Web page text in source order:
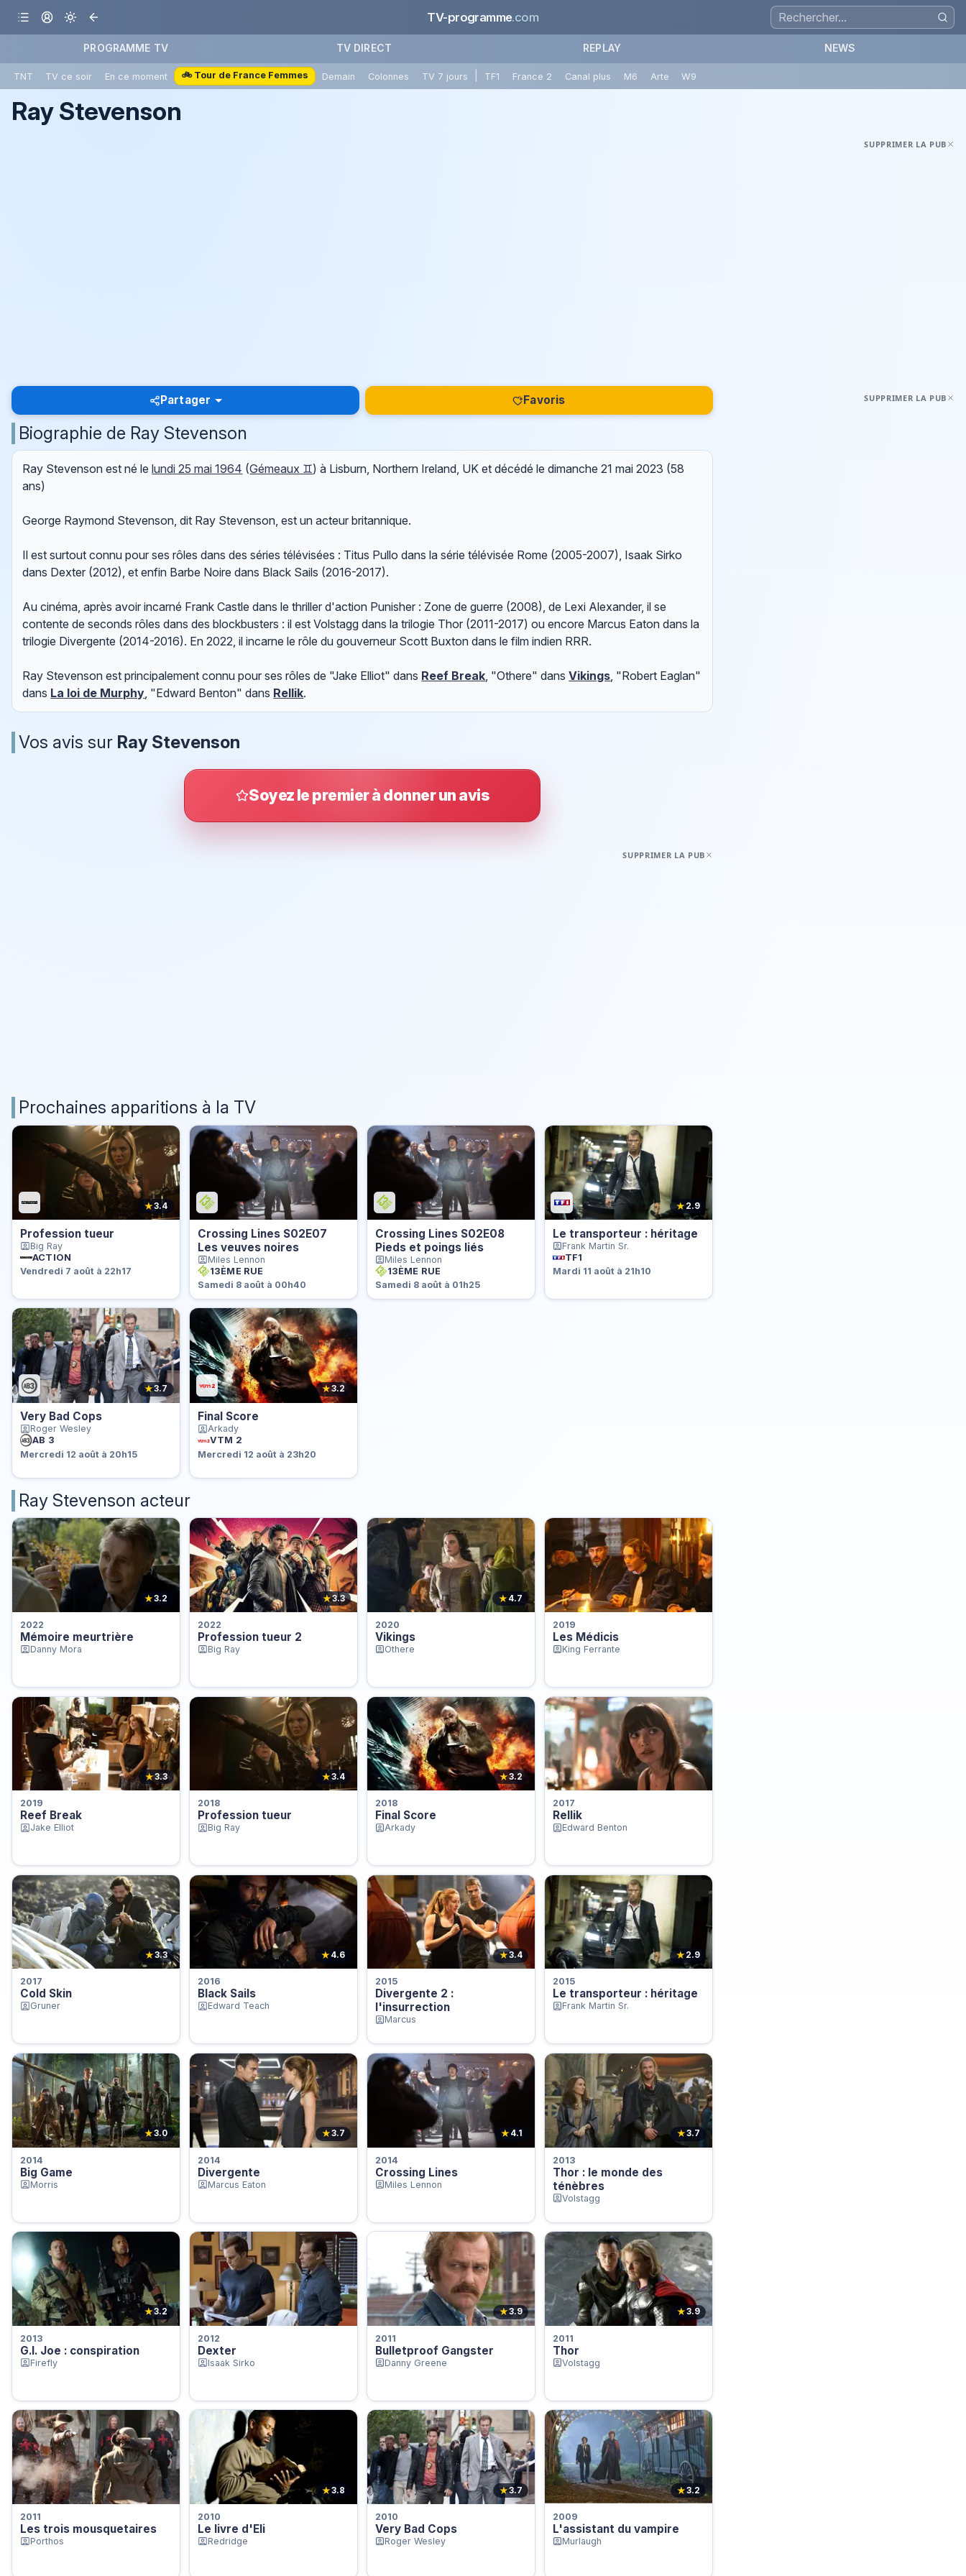
TV-programme.com
PROGRAMME TV TV DIRECT REPLAY NEWS
TNT TV ce soir En ce moment 🚲 Tour de France Femmes Demain Colonnes TV 7 jours TF1 France 2 Canal plus M6 Arte W9
Ray Stevenson
SUPPRIMER LA PUB
Partager Favoris
Biographie de Ray Stevenson
Ray Stevenson est né lelundi 25 mai 1964 (Gémeaux ♊) à Lisburn, Northern Ireland, UK et décédé ledimanche 21 mai 2023 (58
ans)
George Raymond Stevenson, dit Ray Stevenson, est un acteur britannique.
Il est surtout connu pour ses rôles dans des séries télévisées : Titus Pullo dans la série télévisée Rome (2005-2007), Isaak Sirko
dans Dexter (2012), et enfin Barbe Noire dans Black Sails (2016-2017).
Au cinéma, après avoir incarné Frank Castle dans le thriller d'action Punisher : Zone de guerre (2008), de Lexi Alexander, il se
contente de seconds rôles dans des blockbusters : il est Volstagg dans la trilogie Thor (2011-2017) ou encore Marcus Eaton dans la
trilogie Divergente (2014-2016). En 2022, il incarne le rôle du gouverneur Scott Buxton dans le film indien RRR.
Ray Stevenson est principalement connu pour ses rôles de "Jake Elliot" dans Reef Break, "Othere" dansVikings, "Robert Eaglan"
dans La loi de Murphy, "Edward Benton" dans Rellik.
Vos avis sur Ray Stevenson
Soyez le premier à donner un avis
SUPPRIMER LA PUB
Prochaines apparitions à la TV
★3.4
Profession tueur
Big Ray
ACTION
Vendredi 7 août à 22h17
Crossing Lines S02E07
Les veuves noires
Miles Lennon
13ÈME RUE
Samedi 8 août à 00h40
Crossing Lines S02E08
Pieds et poings liés
Miles Lennon
13ÈME RUE
Samedi 8 août à 01h25
★2.9
Le transporteur : héritage
Frank Martin Sr.
TF1
Mardi 11 août à 21h10
★3.7
Very Bad Cops
Roger Wesley
AB 3
Mercredi 12 août à 20h15
★3.2
Final Score
Arkady
VTM 2
Mercredi 12 août à 23h20
Ray Stevenson acteur
★3.2
2022
Mémoire meurtrière
Danny Mora
★3.3
2022
Profession tueur 2
Big Ray
★ 4.7
2020
Vikings
Othere
2019
Les Médicis
King Ferrante
★3.3
2019
Reef Break
Jake Elliot
★3.4
2018
Profession tueur
Big Ray
★3.2
2018
Final Score
Arkady
2017
Rellik
Edward Benton
★3.3
2017
Cold Skin
Gruner
★ 4.6
2016
Black Sails
Edward Teach
★3.4
2015
Divergente 2 :
l'insurrection
Marcus
★2.9
2015
Le transporteur : héritage
Frank Martin Sr.
★3.0
2014
Big Game
Morris
★3.7
2014
Divergente
Marcus Eaton
★ 4.1
2014
Crossing Lines
Miles Lennon
★3.7
2013
Thor : le monde des
ténèbres
Volstagg
★3.2
2013
G.I. Joe : conspiration
Firefly
2012
Dexter
Isaak Sirko
★3.9
2011
Bulletproof Gangster
Danny Greene
★3.9
2011
Thor
Volstagg
2011
Les trois mousquetaires
Porthos
★3.8
2010
Le livre d'Eli
Redridge
★3.7
2010
Very Bad Cops
Roger Wesley
★3.2
2009
L'assistant du vampire
Murlaugh
SUPPRIMER LA PUB